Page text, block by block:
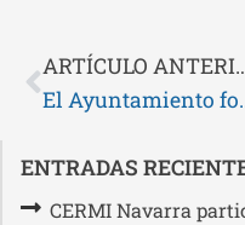
El Ayuntamiento fomentará la
ENTRADAS
CERMI Navarra